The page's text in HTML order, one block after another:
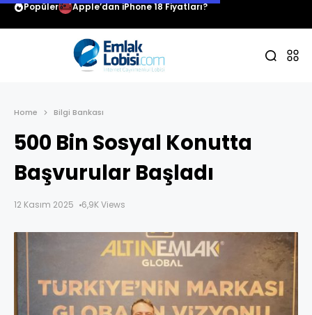
Popüler Apple’dan iPhone 18 Fiyatları?
Home Bilgi Bankası
500 Bin Sosyal Konutta
Başvurular Başladı
12 Kasım 2025 6,9K Views